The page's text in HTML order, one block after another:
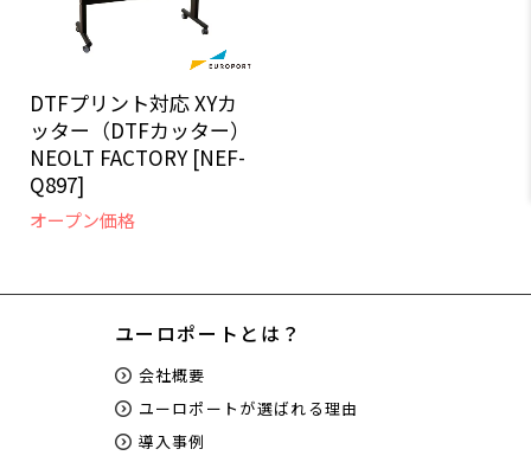
DTFプリント対応 XYカ
ッター（DTFカッター）
NEOLT FACTORY [NEF-
Q897]
オープン価格
ユーロポートとは？
会社概要
ユーロポートが選ばれる理由
導入事例